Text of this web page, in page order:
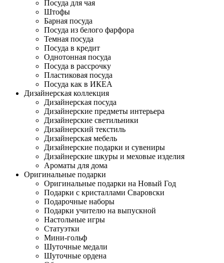
Посуда для чая
Штофы
Барная посуда
Посуда из белого фарфора
Темная посуда
Посуда в кредит
Однотонная посуда
Посуда в рассрочку
Пластиковая посуда
Посуда как в ИКЕА
Дизайнерская коллекция
Дизайнерская посуда
Дизайнерские предметы интерьера
Дизайнерские светильники
Дизайнерский текстиль
Дизайнерская мебель
Дизайнерские подарки и сувениры
Дизайнерские шкуры и меховые изделия
Ароматы для дома
Оригинальные подарки
Оригинальные подарки на Новый Год
Подарки с кристаллами Сваровски
Подарочные наборы
Подарки учителю на выпускной
Настольные игры
Статуэтки
Мини-гольф
Шуточные медали
Шуточные ордена